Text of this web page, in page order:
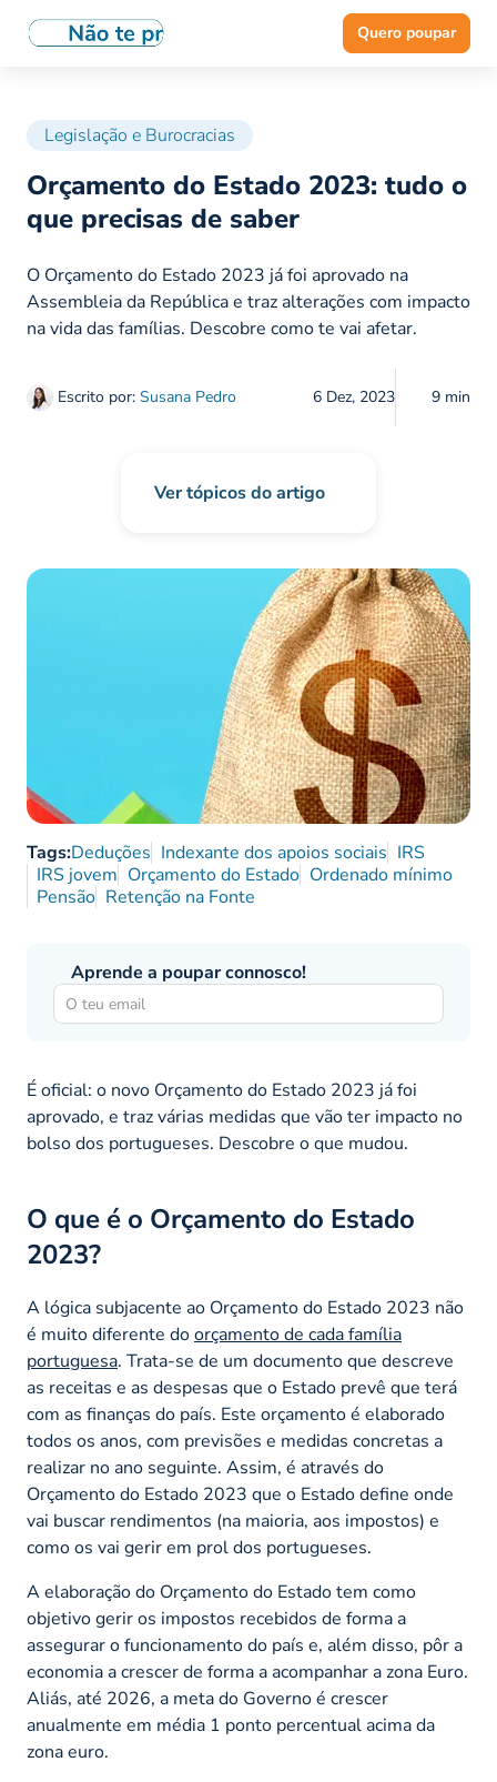
Quero poupar
Legislação e Burocracias
Orçamento do Estado 2023: tudo o
que precisas de saber
Escrito por: Susana Pedro 6 Dez, 2023 9 min
O Orçamento do Estado 2023 já foi aprovado na
Assembleia da República e traz alterações com impacto
na vida das famílias. Descobre como te vai afetar.
Ver tópicos do artigo
Tags:Deduções Indexante dos apoios sociais IRS
IRS jovem Orçamento do Estado Ordenado mínimo
Pensão Retenção na Fonte
Aprende a poupar connosco!
É oficial: o novo Orçamento do Estado 2023 já foi
aprovado, e traz várias medidas que vão ter impacto no
bolso dos portugueses. Descobre o que mudou.
O que é o Orçamento do Estado
2023?
A lógica subjacente ao Orçamento do Estado 2023 não
é muito diferente doorçamento de cada família
portuguesa. Trata-se de um documento que descreve
as receitas e as despesas que o Estado prevê que terá
com as finanças do país. Este orçamento é elaborado
todos os anos, com previsões e medidas concretas a
realizar no ano seguinte. Assim, é através do
Orçamento do Estado 2023 que o Estado define onde
vai buscar rendimentos (na maioria, aos impostos) e
como os vai gerir em prol dos portugueses.
A elaboração do Orçamento do Estado tem como
objetivo gerir os impostos recebidos de forma a
assegurar o funcionamento do país e, além disso, pôr a
economia a crescer de forma a acompanhar a zona Euro.
Aliás, até 2026, a meta do Governo é crescer
anualmente em média 1 ponto percentual acima da
zona euro.